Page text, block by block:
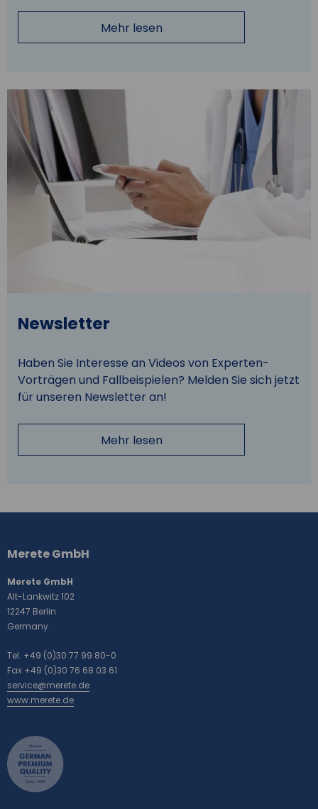
Mehr lesen
Newsletter
Haben Sie Interesse an Videos von Experten-
Vorträgen und Fallbeispielen? Melden Sie sich jetzt
für unseren Newsletter an!
Mehr lesen
Weitere
Merete GmbH
Merete GmbH
Alt-Lankwitz 102
12247 Berlin
Germany
Tel. +49 (0)30 77 99 80-0
Fax +49 (0)30 76 68 03 61
service@merete.de
www.merete.de